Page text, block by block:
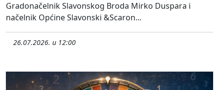
Gradonačelnik Slavonskog Broda Mirko Duspara i
načelnik Općine Slavonski &Scaron...
26.07.2026. u 12:00